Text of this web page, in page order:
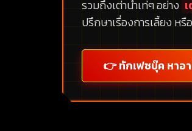
รวมถึงเต่าน้ำเท่ๆ อย่าง
ปรึกษาเรื่องการเลี้ยง ห
👉 ทักเฟซบุ๊ค หาอ